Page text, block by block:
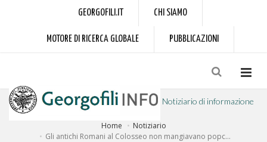
GEORGOFILI.IT CHI SIAMO
MOTORE DI RICERCA GLOBALE PUBBLICAZIONI
Notiziario di informazione
a cura dell'Accademia dei Georgofili
Home
Notiziario
Gli antichi Romani al Colosseo non mangiavano popc...